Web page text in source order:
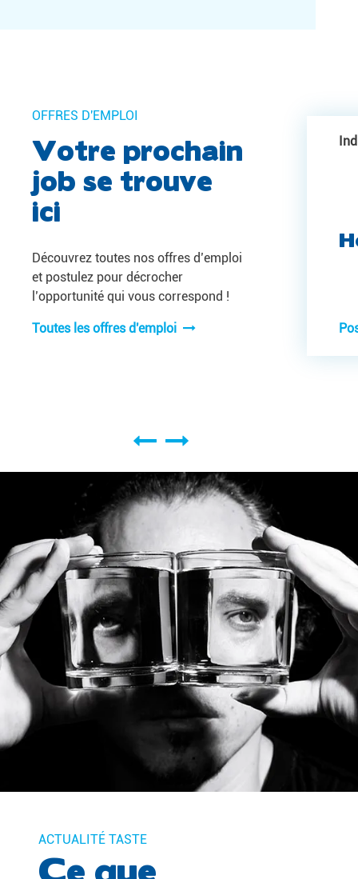
OFFRES D'EMPLOI
Votre prochain
job se trouve
ici
Découvrez toutes nos offres d’emploi
et postulez pour décrocher
l’opportunité qui vous correspond !
Toutes les offres d'emploi
ACTUALITÉ TASTE
Ce que